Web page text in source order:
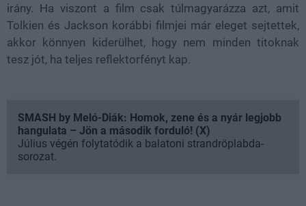
irány. Ha viszont a film csak túlmagyarázza azt, amit
Tolkien és Jackson korábbi filmjei már eleget sejtettek,
akkor könnyen kiderülhet, hogy nem minden titoknak
tesz jót, ha teljes reflektorfényt kap.
SMASH by Meló-Diák: Homok, zene és a nyár legjobb
hangulata – Jön a második forduló! (X)
Július végén folytatódik a balatoni strandröplabda-
sorozat.